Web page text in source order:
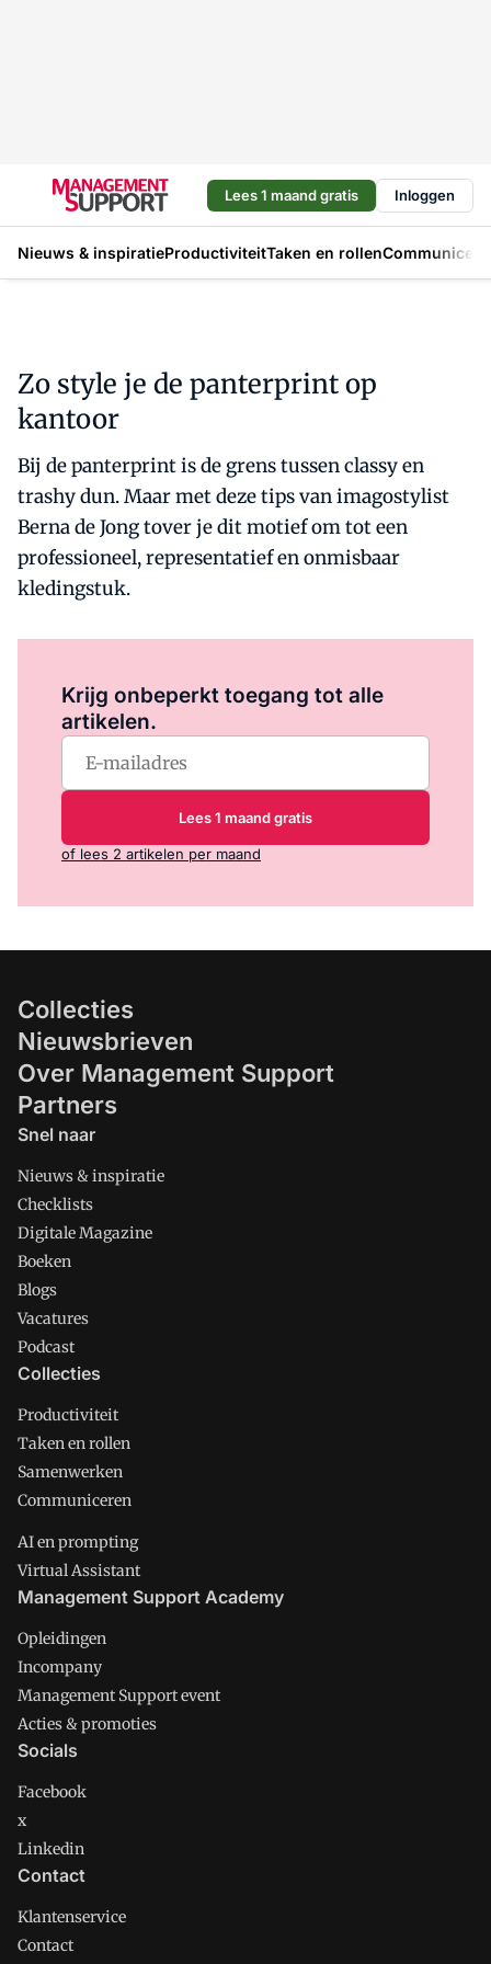
Lees 1 maand gratis Inloggen
Nieuws & inspiratieProductiviteitTaken en rollen
Zo style je de panterprint op
kantoor
Bij de panterprint is de grens tussen classy en
trashy dun. Maar met deze tips van imagostylist
Berna de Jong tover je dit motief om tot een
professioneel, representatief en onmisbaar
kledingstuk.
Krijg onbeperkt toegang tot alle
artikelen.
Lees 1 maand gratis
of lees 2 artikelen per maand
Collecties
Nieuwsbrieven
Over Management Support
Partners
Snel naar
Nieuws & inspiratie
Checklists
Digitale Magazine
Boeken
Blogs
Vacatures
Podcast
Collecties
Productiviteit
Taken en rollen
Samenwerken
Communiceren
AI en prompting
Virtual Assistant
Management Support Academy
Opleidingen
Incompany
Management Support event
Acties & promoties
Socials
Facebook
x
Linkedin
Contact
Klantenservice
Contact